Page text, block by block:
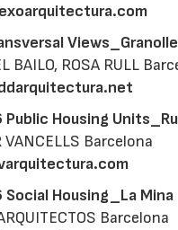
BAILO, ROSA RULL
Housing
VANCELLS Barcelona
Housing_La Mina
Barcelona